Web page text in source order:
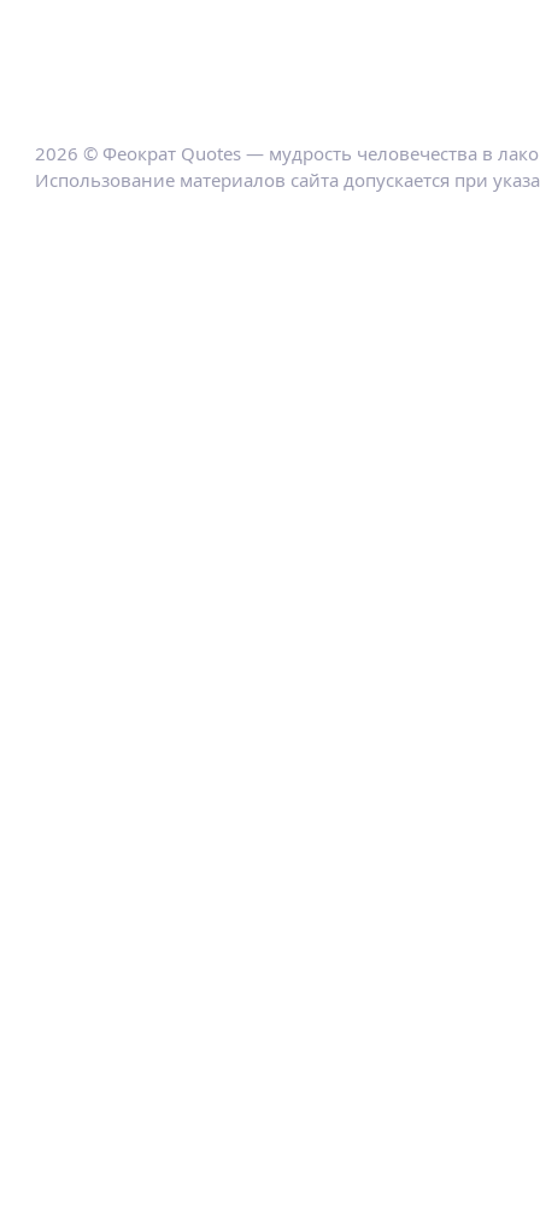
2026 © Феократ Quotes — мудрость человечества в
Использование материалов сайта допускается при